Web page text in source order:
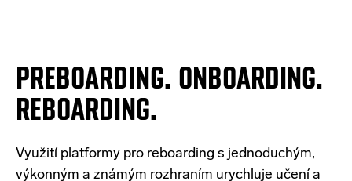
PREBOARDING. ONBOARDING.
REBOARDING.
Využití platformy pro reboarding s jednoduchým,
výkonným a známým rozhraním urychluje učení a